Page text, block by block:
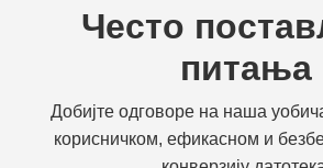
Често
питања
Добијте одговоре на наша
корисничком, ефикасном и